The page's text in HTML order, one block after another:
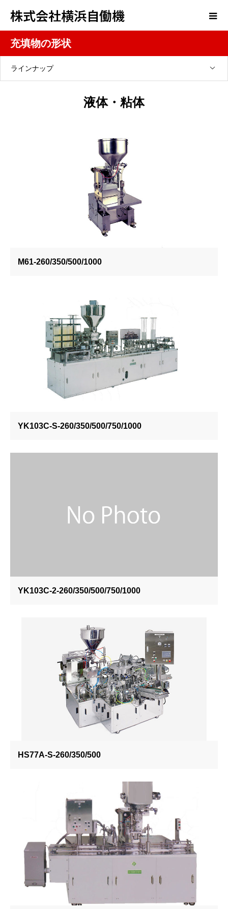
株式会社横浜自働機
充填物の形状
ラインナップ
液体・粘体
M61-260/350/500/1000
YK103C-S-260/350/500/750/1000
YK103C-2-260/350/500/750/1000
HS77A-S-260/350/500